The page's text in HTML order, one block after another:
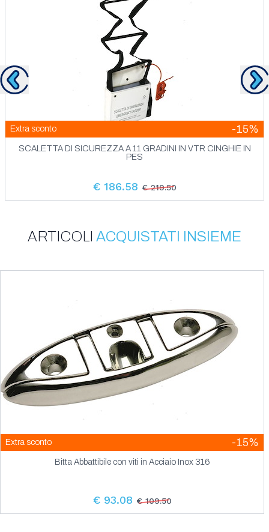
Scalette Amovibili E Biscagline
Extra sconto -15%
SCALETTA DI SICUREZZA A 11 GRADINI IN VTR CINGHIE IN
PES
€ 186.58 € 219.50
ARTICOLI ACQUISTATI INSIEME
Extra sconto -15%
Bitta Abbattibile con viti in Acciaio Inox 316
€ 93.08 € 109.50